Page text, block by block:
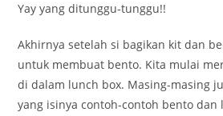
Yay yang ditunggu-tunggu!!
Akhirnya setelah si bagikan kit dan
untuk membuat bento. Kita mulai
di dalam lunch box. Masing-masing
yang isinya contoh-contoh bento dan